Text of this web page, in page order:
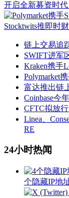
开启全新募资时
Stocktwits推即时
链上交易追
SWIFT进军
Kraken携手
Polymarket
富达推出链
Coinbase今
CFTC拟放
Linea、
RE
24小时热闻
个隐藏IP地